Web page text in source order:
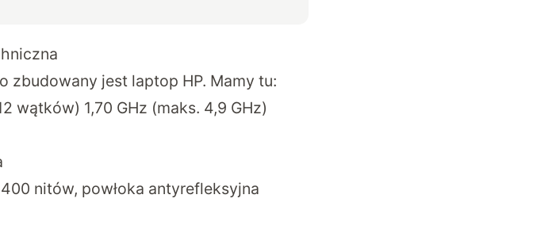
zbudowany jest laptop HP. Mamy tu:
wątków) 1,70 GHz (maks. 4,9 GHz)
nitów, powłoka antyrefleksyjna